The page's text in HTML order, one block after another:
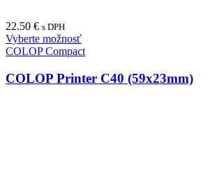
22.50 € s DPH
Vyberte možnosť
COLOP Compact
COLOP Printer C40 (59x23mm)